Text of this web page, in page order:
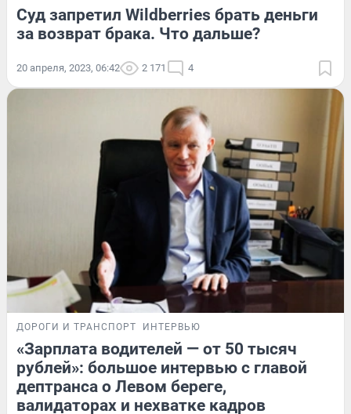
Суд запретил Wildberries брать деньги
за возврат брака. Что дальше?
20 апреля, 2023, 06:42 2 171 4
ДОРОГИ И ТРАНСПОРТ ИНТЕРВЬЮ
«Зарплата водителей — от 50 тысяч
рублей»: большое интервью с главой
дептранса о Левом береге,
валидаторах и нехватке кадров